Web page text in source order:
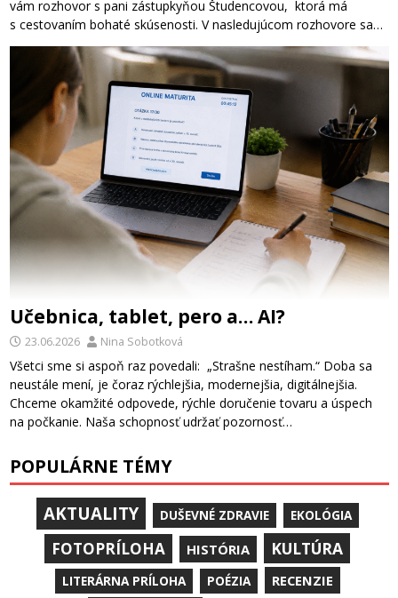
vám rozhovor s pani zástupkyňou Študencovou, ktorá má
s cestovaním bohaté skúsenosti. V nasledujúcom rozhovore sa…
Učebnica, tablet, pero a… AI?
23.06.2026 Nina Sobotková
Všetci sme si aspoň raz povedali: „Strašne nestíham.“ Doba sa
neustále mení, je čoraz rýchlejšia, modernejšia, digitálnejšia.
Chceme okamžité odpovede, rýchle doručenie tovaru a úspech
na počkanie. Naša schopnosť udržať pozornosť…
POPULÁRNE TÉMY
AKTUALITY DUŠEVNÉ ZDRAVIE EKOLÓGIA
FOTOPRÍLOHA HISTÓRIA KULTÚRA
LITERÁRNA PRÍLOHA POÉZIA RECENZIE